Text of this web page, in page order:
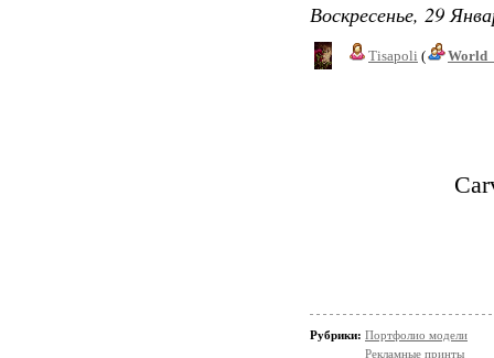
Воскресенье, 29
Tisapoli (
Рубрики: Портфолио модели
Рекламные принты